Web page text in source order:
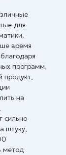
для
время
программ,
продукт,
на
сильно
штуку,
метод